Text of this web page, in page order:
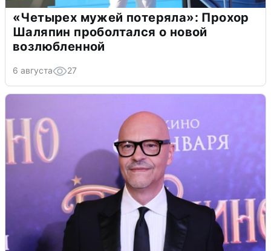
«Четырех мужей потеряла»: Прохор
Шаляпин проболтался о новой
возлюбленной
6 августа 27